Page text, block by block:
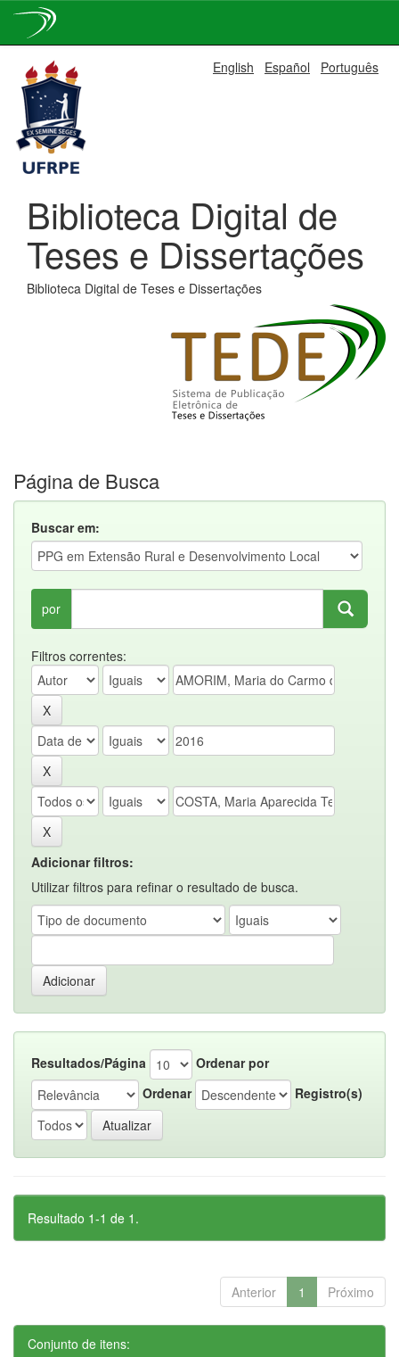
navigation
English Español Português
Biblioteca Digital de
Teses e Dissertações
Biblioteca Digital de Teses e Dissertações
Página de Busca
Buscar em:
por
Filtros correntes:
Adicionar filtros:
Utilizar filtros para refinar o resultado de busca.
Resultados/Página
Ordenar por
Ordenar
Registro(s)
Resultado 1-1 de 1.
Anterior 1 Próximo
Conjunto de itens: